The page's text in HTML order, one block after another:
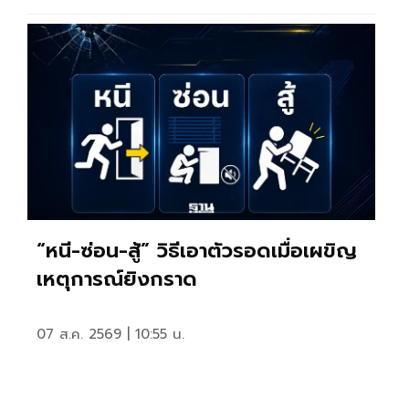
“หนี-ซ่อน-สู้” วิธีเอาตัวรอดเมื่อเผขิญ
เหตุการณ์ยิงกราด
07 ส.ค. 2569 | 10:55 น.